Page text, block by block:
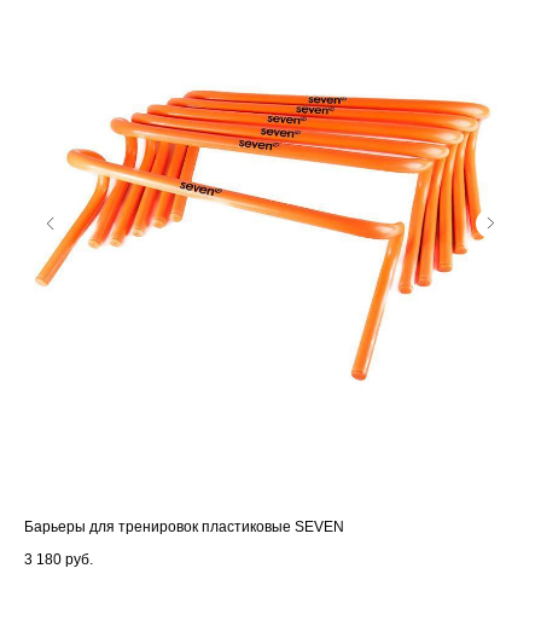
Барьеры для тренировок пластиковые SEVEN
3 180 руб.